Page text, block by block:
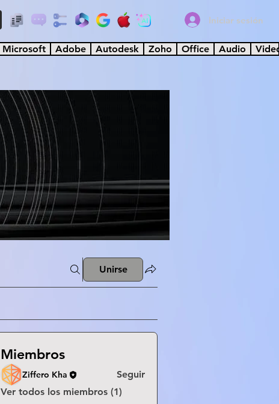
Iniciar sesión
Unirse
Miembros
Ziffero Kha
Seguir
Ver todos los miembros (1)
Microsoft Adobe Autodesk Zoho Office Audio